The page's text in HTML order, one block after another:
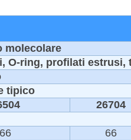
molecolare
O-ring, profilati estrusi,
tipico
26704
66
66